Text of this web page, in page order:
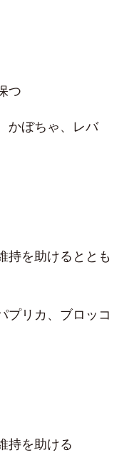
つ
かぼちゃ、レバ
持を助けるととも
プリカ、ブロッコ
持を助ける